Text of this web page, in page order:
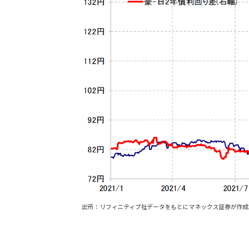
出所：リフィニティブ社データをもとにマネックス証券が作成